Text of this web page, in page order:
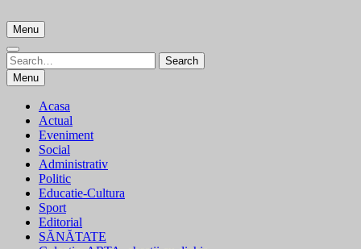
to
content
Menu
Search
for:
Search
Menu
Acasa
Actual
Eveniment
Social
Administrativ
Politic
Educatie-Cultura
Sport
Editorial
SĂNĂTATE